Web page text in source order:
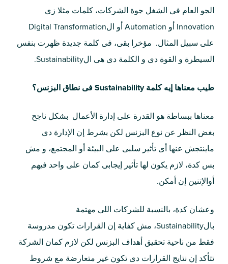
الجو العام فى الشغل جوة الشركات، كلمات مثلا زى
Innovation أو Automation أو الDigital Transformation
على سبيل المثال. مؤخرا بقى، فى كلمة جديدة ظهرت بنفس
السيطرة و القوة دى و الكلمة دى هى الSustainability.
طيب معناها إيه كلمة Sustainability فى نطاق البزنس؟
معناها ببساطة هو القدرة على إدارة الأعمال بشكل ناجح
بغض النظر عن نوع البزنس لكن بشرط إن الإدارة دى
ماينتجش عنها أى تأثير سلبى على البيئة أو المجتمع، و مش
بس كدة، لازم يكون لها تأثير إيجابى كمان على واحد فيهم
أوالإتنين إن أمكن.
وعشان كدة، بالنسبة للشركات اللى مهتمة
بالSustainability، مش كفاية إن القرارات تكون مدروسة
فقط من ناحية تحقيق أهداف البزنس لكن لازم كمان الشركة
تتأكد إن نتايج القرارات دى تكون غير متعارضة مع شروط